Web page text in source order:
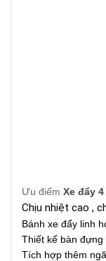
Ưu điểm Xe đẩy
Chịu nhiệt cao ,
Bánh xe đẩy linh
Thiết kế bàn
Tích hợp thêm